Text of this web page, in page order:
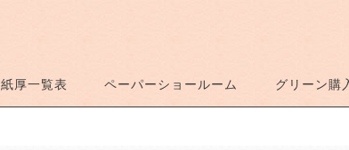
紙厚一覧表 ペーパーショールーム グリーン購